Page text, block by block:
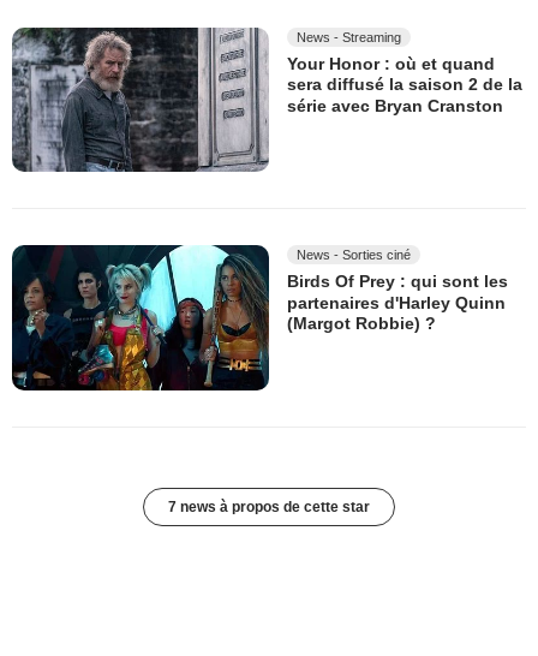
News - Streaming
Your Honor : où et quand
sera diffusé la saison 2 de la
série avec Bryan Cranston
News - Sorties ciné
Birds Of Prey : qui sont les
partenaires d'Harley Quinn
(Margot Robbie) ?
7 news à propos de cette star